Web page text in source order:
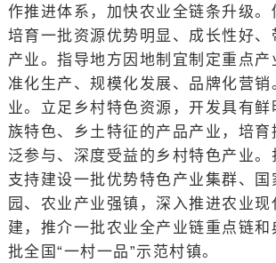
作推进体系，加快农业全链条升级。
培育一批资源优势明显、成长性好、
产业。指导地方因地制宜制定重点
准化生产、规模化发展、品牌化营销
业。立足乡村特色资源，开发具有鲜
族特色、乡土特征的产品产业，培育
泛参与、深度受益的乡村特色产业。
支持建设一批优势特色产业集群、国
园、农业产业强镇，深入推进农业现
建，推介一批农业全产业链重点链
批全国“一村一品”示范村镇。